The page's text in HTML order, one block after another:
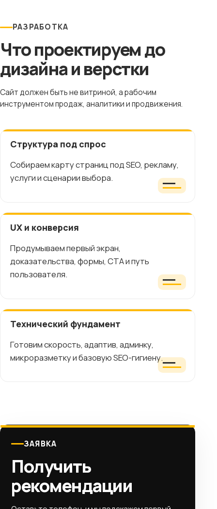
РАЗРАБОТКА
Что проектируем до
дизайна и верстки
Сайт должен быть не витриной, а рабочим
инструментом продаж, аналитики и продвижения.
Структура под спрос
Собираем карту страниц под SEO, рекламу,
услуги и сценарии выбора.
UX и конверсия
Продумываем первый экран,
доказательства, формы, CTA и путь
пользователя.
Технический фундамент
Готовим скорость, адаптив, админку,
микроразметку и базовую SEO-гигиену.
ЗАЯВКА
Получить
рекомендации